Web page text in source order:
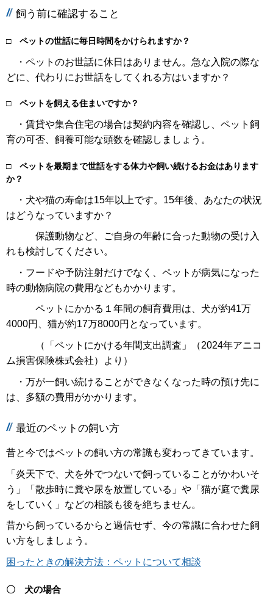
飼う前に確認すること
□ ペットの世話に毎日時間をかけられますか？
・ペットのお世話に休日はありません。急な入院の際な
どに、代わりにお世話をしてくれる方はいますか？
□ ペットを飼える住まいですか？
・賃貸や集合住宅の場合は契約内容を確認し、ペット飼
育の可否、飼養可能な頭数を確認しましょう。
□ ペットを最期まで世話をする体力や飼い続けるお金はあります
か？
・犬や猫の寿命は15年以上です。15年後、あなたの状況
はどうなっていますか？
保護動物など、ご自身の年齢に合った動物の受け入
れも検討してください。
・フードや予防注射だけでなく、ペットが病気になった
時の動物病院の費用などもかかります。
ペットにかかる１年間の飼育費用は、犬が約41万
4000円、猫が約17万8000円となっています。
（「ペットにかける年間支出調査」（2024年アニコ
ム損害保険株式会社）より）
・万が一飼い続けることができなくなった時の預け先に
は、多額の費用がかかります。
最近のペットの飼い方
昔と今ではペットの飼い方の常識も変わってきています。
「炎天下で、犬を外でつないで飼っていることがかわいそ
う」「散歩時に糞や尿を放置している」や「猫が庭で糞尿
をしていく」などの相談も後を絶ちません。
昔から飼っているからと過信せず、今の常識に合わせた飼
い方をしましょう。
困ったときの解決方法：ペットについて相談
〇 犬の場合